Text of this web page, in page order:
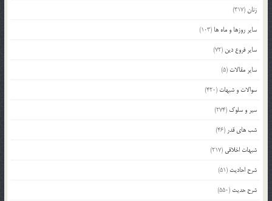
زنان(317)
سایر روزها و ماه ها (103)
سایر فروع دین (72)
سایر مقالات (5)
سوالات و شبهات (420)
سیر و سلوک (274)
شب های قدر (46)
شبهات اخلاقی (217)
شرح احادیث (51)
شرح حدیث (550)